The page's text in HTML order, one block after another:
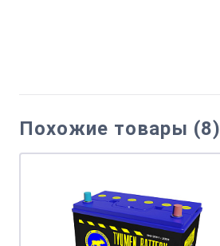
Похожие товары (8)